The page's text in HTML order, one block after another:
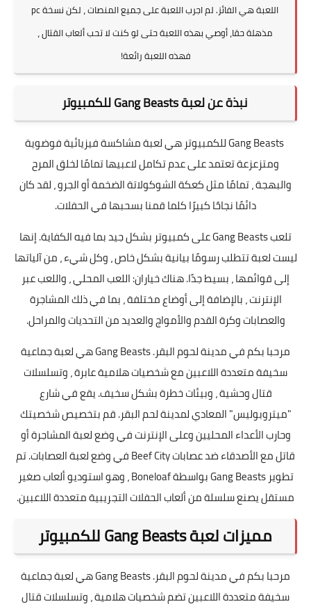
اللعبة هي الفائز. لم اجرب اللعبة على جميع المنصات ، لكن نسخة pc
مذهلة حقا، أوصي بهذه اللعبة حتى لو كنت لا تحب ألعاب القتال ،
فهذه اللعبة رائعة!
نبذة عن لعبة Gang Beasts للكمبيوتر
Gang Beasts للكمبيوتر هي لعبة مشاكسة فيزيائية فوضوية
ومتزعزعة تعتمد على عدم تكامل لاعبيها تمامًا لخلق المرح
والبهجة ، تمامًا مثل كعكة الشوكولاتة الضخمة أو الجرو ، لقد كان
دائمًا نجاحًا كبيرًا كلما قمنا بسحبها في الحفلات.
تلعب Gang Beasts على كمبيوتر بشكل جيد بما فيه الكفاية. إنها
ليست لعبة تتطلب رسومًا بيانية بشكل خاص ، وكل شيء ، من آلياتها
إلى قوائمها ، بسيط جدًا. هناك خياران: اللعب المحلي ، واللعب عبر
الإنترنت ، بالإضافة إلى أوضاع مختلفة ، بما في ذلك المشاجرة
والعصابات وكرة القدم والأمواج والعديد من التحديات والمراحل.
مرحبا بكم في مدينة لحوم البقر. Gang Beasts هي لعبة جماعية
سخيفة متعددة اللاعبين مع شخصيات هلامية عابرة ، وتسلسلات
قتال وحشية ، وبيئات خطرة بشكل سخيف. يقع في شارع
"ميتروبوليس" المعادي لمدينة لحم البقر. قم بتخصيص شخصيتك
وحارب الأعداء المحليين وعلى الإنترنت في وضع لعبة المشاجرة أو
قاتل مع الأصدقاء ضد عصابات Beef City في وضع لعبة العصابات. تم
تطوير Gang Beasts بواسطة Boneloaf ، وهو استوديو ألعاب صغير
مستقل يصنع سلسلة من ألعاب الحفلات التجريبية متعددة اللاعبين.
مميزات لعبة Gang Beasts للكمبيوتر
مرحبا بكم في مدينة لحوم البقر. Gang Beasts هي لعبة جماعية
سخيفة متعددة اللاعبين تضم شخصيات هلامية ، وتسلسلات قتال